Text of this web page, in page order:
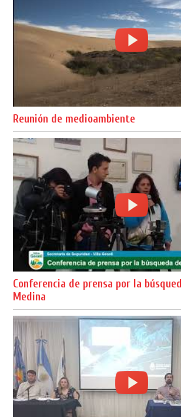
Reunión de medioambiente
Conferencia de prensa por la
Medina